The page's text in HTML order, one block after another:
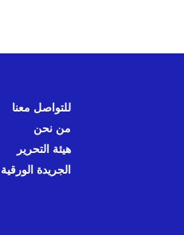
للتواصل معنا
من نحن
هيئة التحرير
الجريدة الورقية